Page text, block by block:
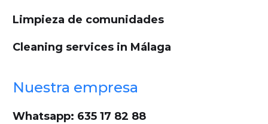
Limpieza de comunidades
Cleaning services in Málaga
Nuestra empresa
Whatsapp: 635 17 82 88